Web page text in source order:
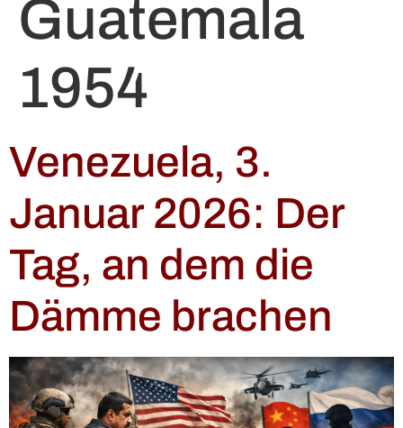
Guatemala
1954
Venezuela, 3.
Januar 2026: Der
Tag, an dem die
Dämme brachen